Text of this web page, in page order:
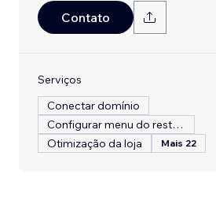
Contato
Serviços
Conectar domínio
Configurar menu do restaurante
Otimização da loja
Mais 22